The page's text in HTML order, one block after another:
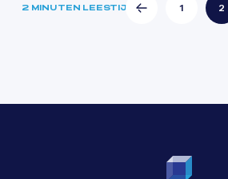
2 MINUTEN LEESTIJD 1 2